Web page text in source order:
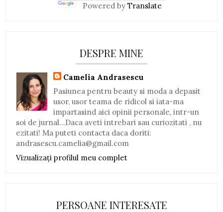
Powered by Translate
DESPRE MINE
Camelia Andrasescu
Pasiunea pentru beauty si moda a depasit
usor, usor teama de ridicol si iata-ma
impartasind aici opinii personale, intr-un
soi de jurnal...Daca aveti intrebari sau curiozitati , nu
ezitati! Ma puteti contacta daca doriti:
andrasescu.camelia@gmail.com
Vizualizați profilul meu complet
PERSOANE INTERESATE